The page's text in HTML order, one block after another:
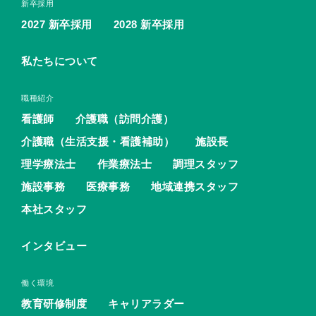
新卒採用
2027 新卒採用 2028 新卒採用
私たちについて
職種紹介
看護師
介護職（訪問介護）
介護職（生活支援・看護補助）
施設長
理学療法士
作業療法士
調理スタッフ
施設事務
医療事務
地域連携スタッフ
本社スタッフ
インタビュー
働く環境
教育研修制度 キャリアラダー